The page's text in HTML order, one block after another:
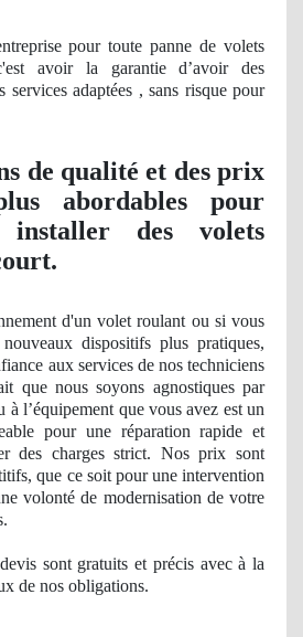
pour toute panne de volets
avoir la garantied’avoir des
services adaptées , sans risque pour
de qualité et des prix
abordables pour
des volets
d'un volet roulant ou si vous
dispositifs plus pratiques,
aux services de nos techniciens
que nous soyons agnostiques par
à l’équipement que vous avez est un
pour une réparation rapide et
des charges strict. Nosprix sont
que ce soit pour une intervention
volonté de modernisation de votre
sont gratuits et précis avec à la
de nos obligations.